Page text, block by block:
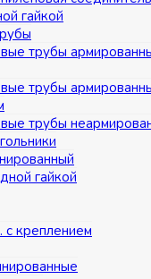
гайкой
трубы
трубы
трубы
гайкой
с креплением